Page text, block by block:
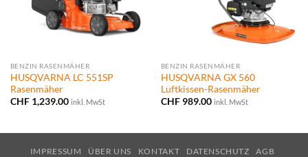
BENZIN RASENMÄHER
HUSQVARNA LC 551SP
Rasenmäher
CHF1,239.00 inkl. MwSt
BENZIN RASENMÄHER
HUSQVARNA GX 560
Luftkissen-Rasenmäher
CHF989.00 inkl. MwSt
IMPRESSUM ÜBER UNS KONTAKT DATENSCHUTZ
AGB